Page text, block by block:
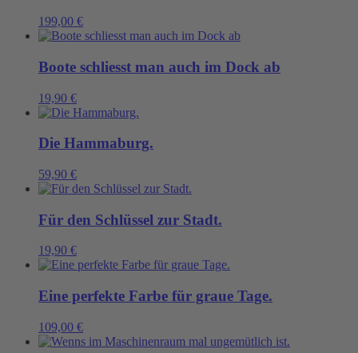
199,00 €
Boote schliesst man auch im Dock ab
19,90 €
Die Hammaburg.
59,90 €
Für den Schlüssel zur Stadt.
19,90 €
Eine perfekte Farbe für graue Tage.
109,00 €